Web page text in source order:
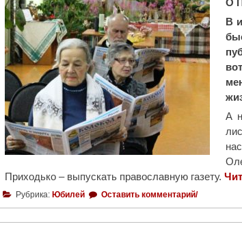
О
В
А
Приходько – выпускать православную газету.
Рубрика: Юбилей Оставить комментарий/